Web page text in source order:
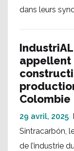
dans leurs
appellent
Colombie
29 avril, 2025
Sintracarbón,
de l’industrie